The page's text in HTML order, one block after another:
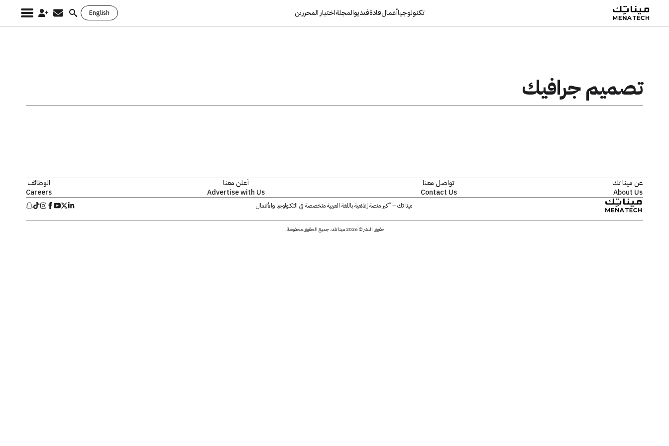
تكنولوجياأعمالقادةفيديوالمجلةاختيار المحررين English
Search
تصميم جرافيك
عن مينا تك
About Us
تواصل معنا
Contact Us
أعلن معنا
Advertise with Us
الوظائف
Careers
مينا تك – أكبر منصة إعلامية باللغة العربية متخصصة في التكنولوجيا والأعمال
حقوق النشر © 2026 مينا تك. جميع الحقوق محفوظة.